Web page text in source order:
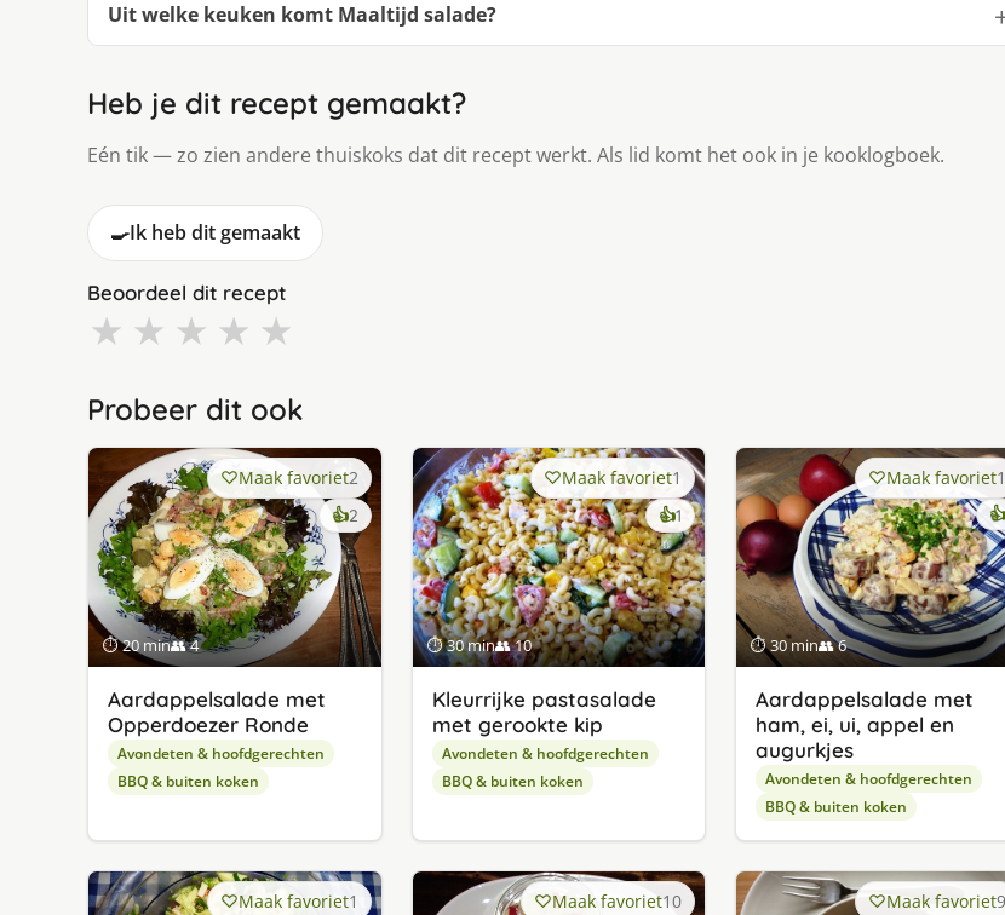
Uit welke keuken komt Maaltijd salade?
Heb je dit recept gemaakt?
Eén tik — zo zien andere thuiskoks dat dit recept werkt. Als lid komt het ook in je kooklogboek.
🍳Ik heb dit gemaakt
Beoordeel dit recept
★ ★ ★ ★ ★
Probeer dit ook
⏱ 20 min👥 4
Maak favoriet2
👍2keer
lekker
gevonden
Aardappelsalade met
Opperdoezer Ronde
Avondeten & hoofdgerechten
BBQ & buiten koken
⏱ 30 min👥 10
Maak favoriet1
👍1 keer
lekker
gevonden
Kleurrijke pastasalade
met gerookte kip
Avondeten & hoofdgerechten
BBQ & buiten koken
⏱ 30 min👥 6
Maak favoriet1
👍
Aardappelsalade met
ham, ei, ui, appel en
augurkjes
Avondeten & hoofdgerechten
BBQ & buiten koken
Maak favoriet1 Maak favoriet10 Maak favoriet9